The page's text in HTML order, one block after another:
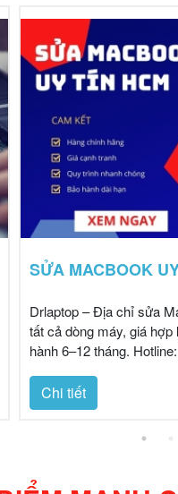
SỬA MACBOOK
Drlaptop – Địa chỉ sửa
tất cả dòng máy, giá
hành 6–12 tháng.
Chi tiết